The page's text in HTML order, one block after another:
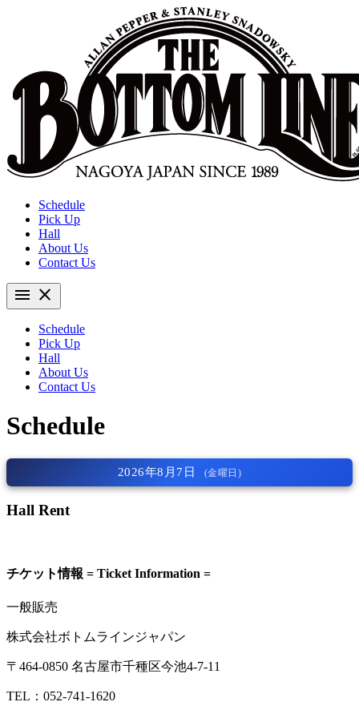
Schedule
Pick Up
Hall
About Us
Contact Us
menu close
Schedule
Pick Up
Hall
About Us
Contact Us
Schedule
2026年8月7日 (金曜日)
Hall Rent
チケット情報 = Ticket Information =
一般販売
株式会社ボトムラインジャパン
〒464-0850 名古屋市千種区今池4-7-11
TEL：052-741-1620